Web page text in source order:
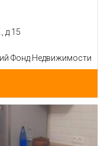
д 15
Фонд Недвижимости